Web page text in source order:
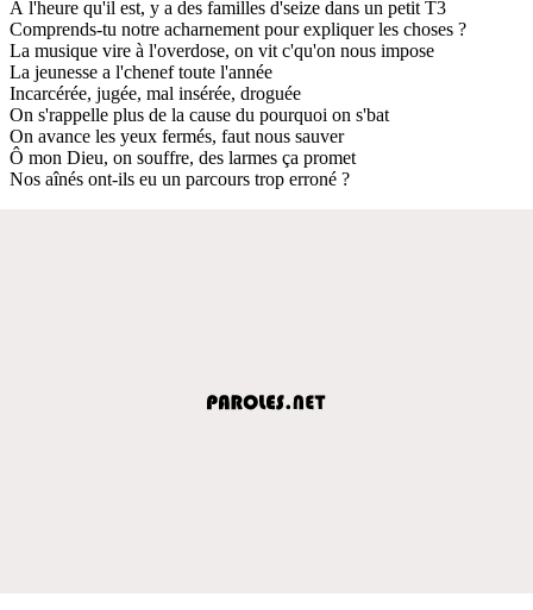
À l'heure qu'il est, y a des familles d'seize dans un petit T3
Comprends-tu notre acharnement pour expliquer les choses ?
La musique vire à l'overdose, on vit c'qu'on nous impose
La jeunesse a l'chenef toute l'année
Incarcérée, jugée, mal insérée, droguée
On s'rappelle plus de la cause du pourquoi on s'bat
On avance les yeux fermés, faut nous sauver
Ô mon Dieu, on souffre, des larmes ça promet
Nos aînés ont-ils eu un parcours trop erroné ?